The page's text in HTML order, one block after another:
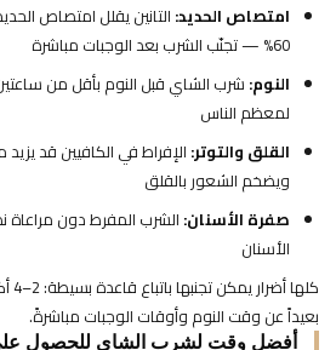
امتصاص الحديد: التانين يقلل امتصاص
60% — تجنّب الشرب بعد الوجبات مباشرة
النوم: شرب الشاي قبل النوم بأقل من
لمعظم الناس
القلق والتوتر: الإفراط في الكافيين قد
ويضخم الشعور بالقلق
صفرة الأسنان: الشرب المفرط دون مراعاة
الأسنان
بعيداً عن وقت النوم وأوقات الوجبات مباشرةً.
أفضل وقت لشرب الشاي للحصول على